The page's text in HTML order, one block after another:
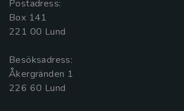
Postadress:
Box 141
221 00 Lund
Besöksadress:
Åkergränden 1